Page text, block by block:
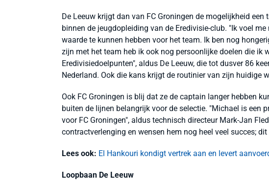
De Leeuw krijgt dan van FC Groningen de mogelijkheid
binnen de jeugdopleiding van de Eredivisie-club. "Ik voel
waarde te kunnen hebben voor het team. Ik ben nog
zijn met het team heb ik ook nog persoonlijke doelen die ik
Eredivisiedoelpunten", aldus De Leeuw, die tot dusver 86
Nederland. Ook die kans krijgt de routinier van zijn huidige
Ook FC Groningen is blij dat ze de captain langer hebben
buiten de lijnen belangrijk voor de selectie. "Michael is een
voor FC Groningen", aldus technisch directeur Mark-Jan
contractverlenging en wensen hem nog heel veel succes;
Lees ook: El Hankouri kondigt vertrek aan en levert
Loopbaan De Leeuw